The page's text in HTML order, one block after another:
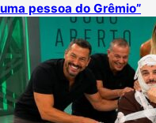
uma pessoa do Grêmio”